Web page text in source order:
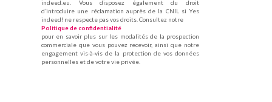
indeed.eu. Vous disposez également du droit
d’introduire une réclamation auprès de la CNIL si Yes
indeed! ne respecte pas vos droits. Consultez notre
Politique de confidentialité
pour en savoir plus sur les modalités de la prospection
commerciale que vous pouvez recevoir, ainsi que notre
engagement vis-à-vis de la protection de vos données
personnelles et de votre vie privée.